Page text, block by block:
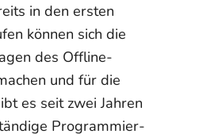
in den ersten
können sich die
des Offline-
und für die
es seit zwei Jahren
Programmier-